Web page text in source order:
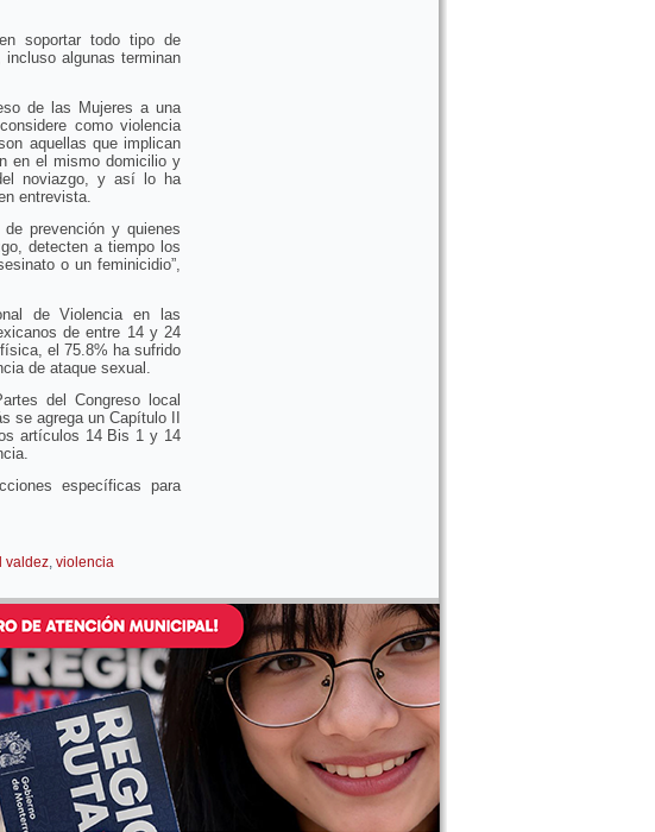
soportar todo tipo de
algunas terminan
de las Mujeres a una
como violencia
aquellas que implican
en el mismo domicilio y
noviazgo, y así lo ha
entrevista.
de prevención y quienes
detecten a tiempo los
o un feminicidio”,
de Violencia en las
de entre 14 y 24
el 75.8% ha sufrido
de ataque sexual.
del Congreso local
se agrega un Capítulo II
artículos 14 Bis 1 y 14
específicas para
valdez, violencia